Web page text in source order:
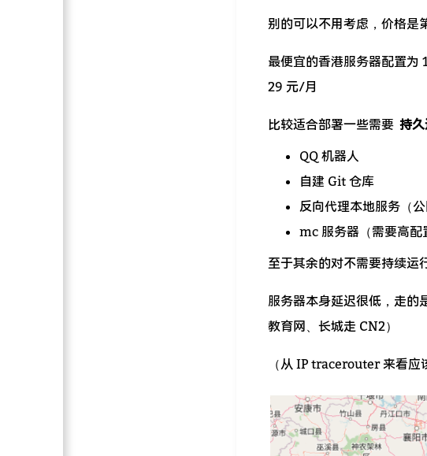
别的可以不用考虑，价格是
最便宜的香港服务器配置为
29 元/月
比较适合部署一些需要 持
QQ 机器人
自建 Git 仓库
反向代理本地服务（公
mc 服务器（需要高配
至于其余的对不需要持续
服务器本身延迟很低，走的
教育网、长城走 CN2）
（从 IP tracerouter 来看应